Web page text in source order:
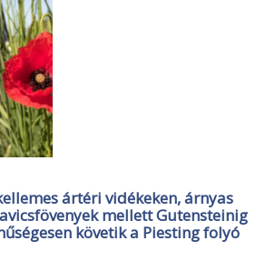
ártéri vidékeken, árnyas
mellett Gutensteinig
követik a Piesting folyó